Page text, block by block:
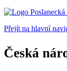
Přejít na hlavní
Česká